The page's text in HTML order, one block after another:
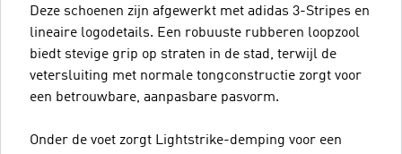
Deze schoenen zijn afgewerkt met adidas 3-Stripes en
lineaire logodetails. Een robuuste rubberen loopzool
biedt stevige grip op straten in de stad, terwijl de
vetersluiting met normale tongconstructie zorgt voor
een betrouwbare, aanpasbare pasvorm.
Onder de voet zorgt Lightstrike-demping voor een